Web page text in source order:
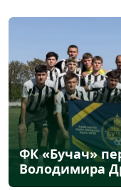
ФК «Бучач»
Володимира